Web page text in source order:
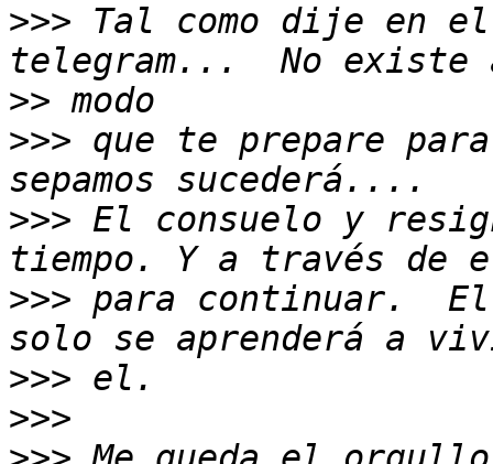
>>> Tal como dije en el
>>
>>> que te prepare
>>> El consuelo y
>>> para continuar.
>>>
>>>